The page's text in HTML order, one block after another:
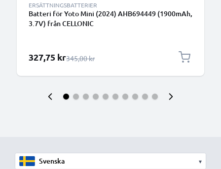
ERSÄTTNINGSBATTERIER
Batteri för Yoto Mini (2024) AHB694449 (1900mAh,
3.7V) från CELLONIC
Specialpris
327,75 krOrdinarie pris
345,00 kr
▾